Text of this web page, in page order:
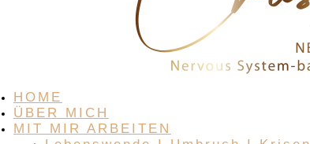
HOME
ÜBER MICH
MIT MIR ARBEITEN